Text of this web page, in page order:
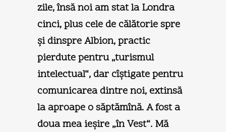
zile, însă noi am stat la Londra
cinci, plus cele de călătorie spre
şi dinspre Albion, practic
pierdute pentru „turismul
intelectual“, dar cîştigate pentru
comunicarea dintre noi, extinsă
la aproape o săptămînă. A fost a
doua mea ieşire „în Vest“. Mă